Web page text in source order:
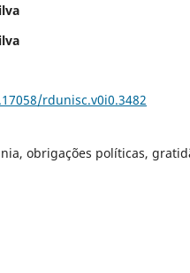
rdunisc.v0i0.3482
obrigações políticas,